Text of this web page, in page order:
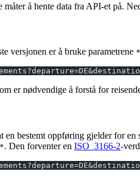
å hente data fra API-et på.
versjonen er å bruke parametrene
er nødvendige å forstå for
en bestemt oppføring gjelder for en
. Den forventer en ISO_3166-2-